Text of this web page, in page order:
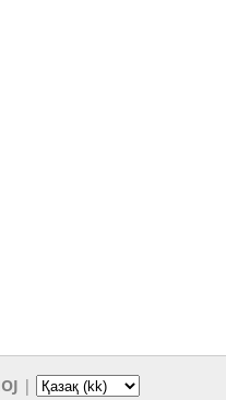
|